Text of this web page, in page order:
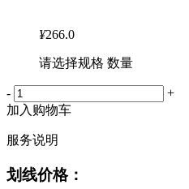
¥266.0
请选择规格 数量
-
+
加入购物车
服务说明
划线价格：